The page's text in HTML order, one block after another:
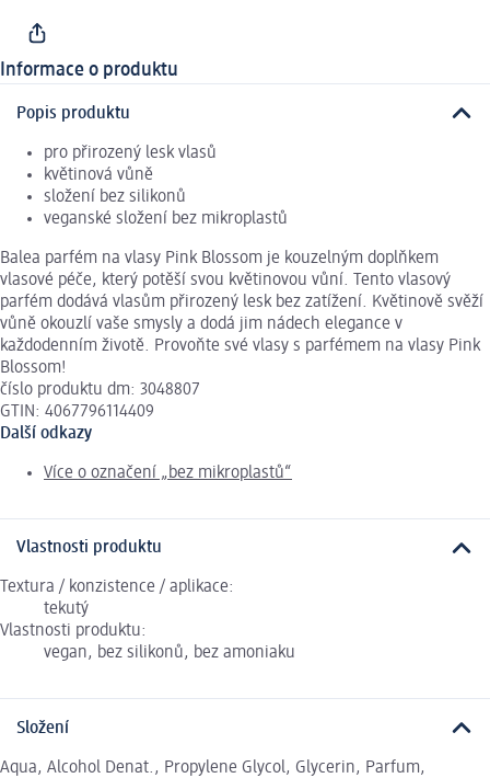
Informace o produktu
Popis produktu
pro přirozený lesk vlasů
květinová vůně
složení bez silikonů
veganské složení bez mikroplastů
Balea parfém na vlasy Pink Blossom je kouzelným doplňkem
vlasové péče, který potěší svou květinovou vůní. Tento vlasový
parfém dodává vlasům přirozený lesk bez zatížení. Květinově svěží
vůně okouzlí vaše smysly a dodá jim nádech elegance v
každodenním životě. Provoňte své vlasy s parfémem na vlasy Pink
Blossom!
číslo produktu dm: 3048807
GTIN: 4067796114409
Další odkazy
Více o označení „bez mikroplastů“
Vlastnosti produktu
Textura / konzistence / aplikace:
tekutý
Vlastnosti produktu:
vegan, bez silikonů, bez amoniaku
Složení
Aqua, Alcohol Denat., Propylene Glycol, Glycerin, Parfum,